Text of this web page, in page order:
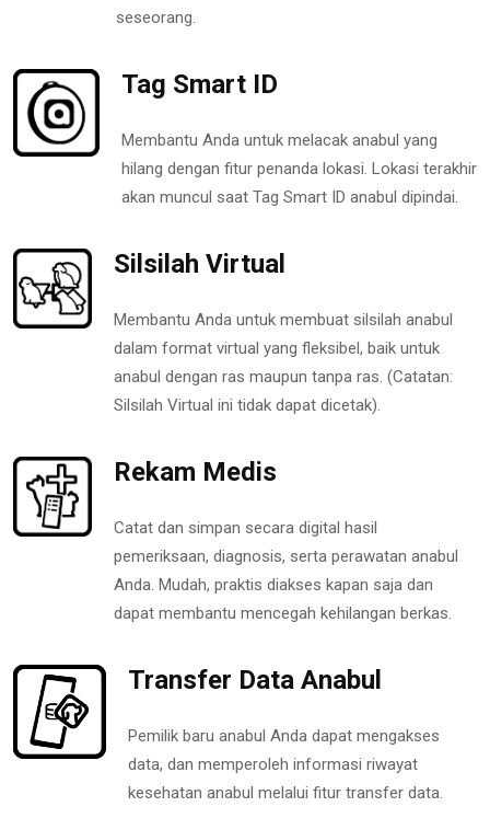
seseorang.
Tag Smart ID
Membantu Anda untuk melacak anabul yang
hilang dengan fitur penanda lokasi. Lokasi terakhir
akan muncul saat Tag Smart ID anabul dipindai.
Silsilah Virtual
Membantu Anda untuk membuat silsilah anabul
dalam format virtual yang fleksibel, baik untuk
anabul dengan ras maupun tanpa ras. (Catatan:
Silsilah Virtual ini tidak dapat dicetak).
Rekam Medis
Catat dan simpan secara digital hasil
pemeriksaan, diagnosis, serta perawatan anabul
Anda. Mudah, praktis diakses kapan saja dan
dapat membantu mencegah kehilangan berkas.
Transfer Data Anabul
Pemilik baru anabul Anda dapat mengakses
data, dan memperoleh informasi riwayat
kesehatan anabul melalui fitur transfer data.